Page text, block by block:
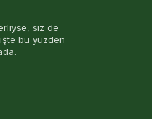
siz de
bu yüzden